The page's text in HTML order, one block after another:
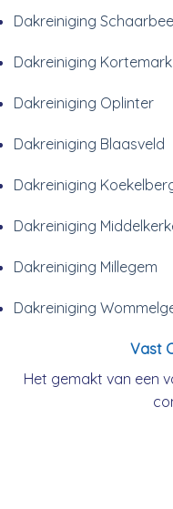
Dakreiniging
Dakreiniging Kortemark
Dakreiniging Oplinter
Dakreiniging Blaasveld
Dakreiniging
Dakreiniging
Dakreiniging Millegem
Dakreiniging
Vast
Het gemakt van een